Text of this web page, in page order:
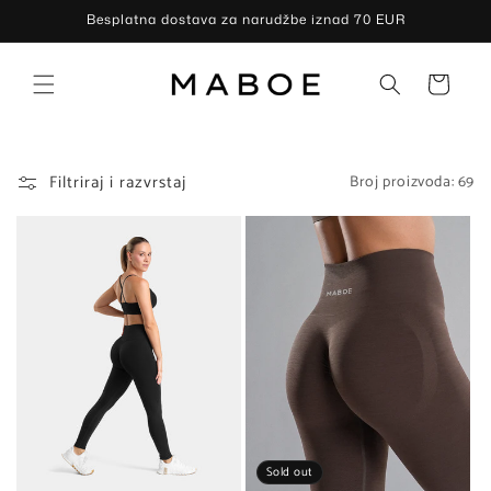
sadržaj
Besplatna dostava za narudžbe iznad 70 EUR
Košarica
Filtriraj i razvrstaj Broj proizvoda: 69
Sold out